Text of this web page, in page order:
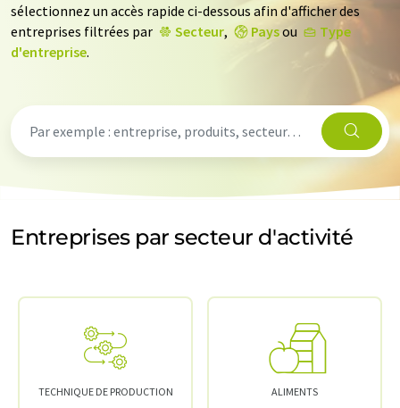
sélectionnez un accès rapide ci-dessous afin d'afficher des
entreprises filtrées par
Secteur, Paysou
Type
d'entreprise.
Entreprises par secteur d'activité
TECHNIQUE DE PRODUCTION ALIMENTS